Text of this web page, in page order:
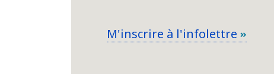
M'inscrire à l'infolettre